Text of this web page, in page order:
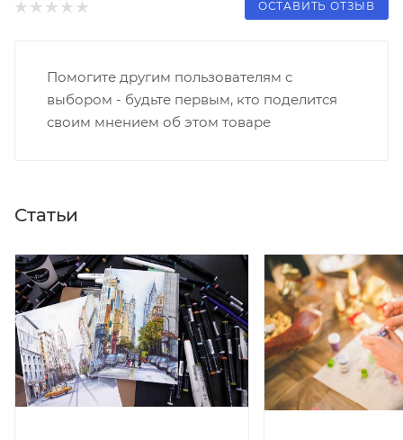
ОСТАВИТЬ ОТЗЫВ
Помогите другим пользователям с
выбором - будьте первым, кто поделится
своим мнением об этом товаре
Статьи